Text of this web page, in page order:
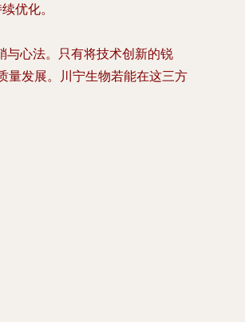
优化。
与心法。只有将技术创新的锐
量发展。川宁生物若能在这三方